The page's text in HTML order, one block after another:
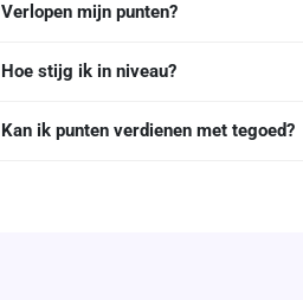
Verlopen mijn punten?
Hoe stijg ik in niveau?
Kan ik punten verdienen met tegoed?